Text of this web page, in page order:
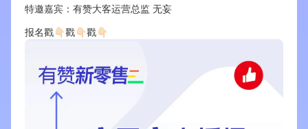
认证服务商 设计服务商
有赞云
特邀嘉宾：有赞大客运营总监 无妄
报名戳👇🏻戳👇🏻戳👇🏻